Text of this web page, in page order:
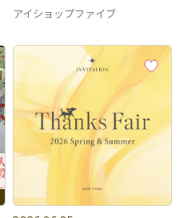
アイショップファイブ